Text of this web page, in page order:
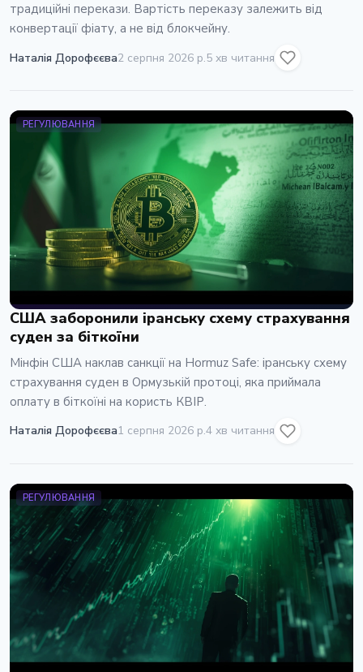
традиційні перекази. Вартість переказу залежить від
конвертації фіату, а не від блокчейну.
Наталія Дорофєєва2 серпня 2026 р.5 хв читання
РЕГУЛЮВАННЯ
США заборонили іранську схему страхування
суден за біткоїни
Мінфін США наклав санкції на Hormuz Safe: іранську схему
страхування суден в Ормузькій протоці, яка приймала
оплату в біткоїні на користь КВІР.
Наталія Дорофєєва1 серпня 2026 р.4 хв читання
РЕГУЛЮВАННЯ